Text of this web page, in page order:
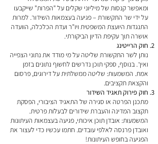
ומאפשר קנסות של מיליוני שקלים על "הפרות" שייקבעו
על ידי שר התקשורת – פגיעה בעצמאות השידור. למרות
התנגדות היועצת המשפטית ויו"ר ועדת הכלכלה, הוועדה
אושרה תוך עקיפת הדיון הביקורתי.
חוק הרייטינג
נותן לשר התקשורת שליטה על מי מודד את נתוני הצפייה
ואיך. בנוסף, ספקי תוכן נדרשים לחשוף נתונים בזמן
אמת. המשמעות: שליטה ממשלתית על דירוגים, פרסום
והקצאת תקציבים.
חוק פירוק תאגיד השידור
מתכנן הפרטה או סגירה של התאגיד הציבורי, הפסקת
תקצוב המדינה והעברת שידורים לבעלות פרטית.
המשמעות: אובדן תוכן איכותי, פגיעה בעצמאות העיתונות
ואובדן פרנסה לאלפי עובדים. חתמו עכשיו כדי לעצור את
הפגיעה בחופש העיתונות!